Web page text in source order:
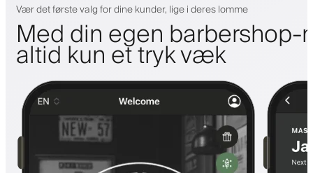
Vær det første valg for dine kunder, lige i deres lomme
Med din egen
altid kun et tryk væk